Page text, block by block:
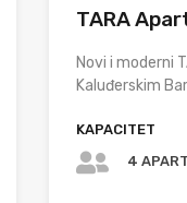
TARA
Novi i moderni
Kaluđerskim
KAPACITET
4